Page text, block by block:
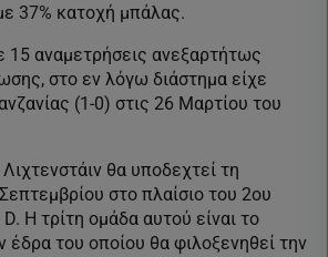
37% κατοχή μπάλας.
15 αναμετρήσεις ανεξαρτήτως
στο εν λόγω διάστημα είχε
(1-0) στις 26 Μαρτίου του
θα υποδεχτεί τη
στο πλαίσιο του 2ου
Η τρίτη ομάδα αυτού είναι το
έδρα του οποίου θα φιλοξενηθεί την